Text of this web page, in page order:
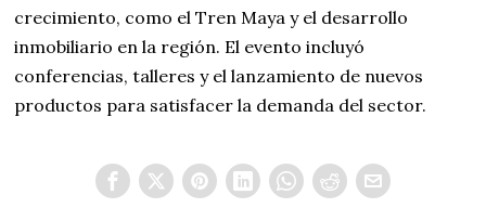
crecimiento, como el Tren Maya y el desarrollo
inmobiliario en la región. El evento incluyó
conferencias, talleres y el lanzamiento de nuevos
productos para satisfacer la demanda del sector.